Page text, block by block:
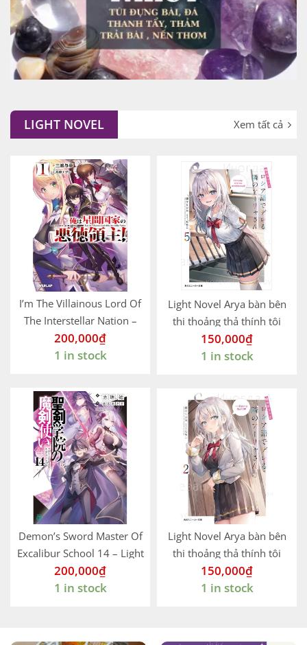
LIGHT NOVEL Xem tất cả
I’m The Villainous Lord Of
The Interstellar Nation –
Light Novel Nhật
200,000₫
1 in stock
Demon’s Sword Master Of
Excalibur School 14 – Light
Novel Nhật
200,000₫
1 in stock
Light Novel Arya bàn bên
thi thoảng thả thính tôi
bằng tiếng Nga tập 5 gốc
Nhật
150,000₫
1 in stock
Light Novel Arya bàn bên
thi thoảng thả thính tôi
bằng tiếng Nga tập 2 gốc
Nhật
150,000₫
1 in stock